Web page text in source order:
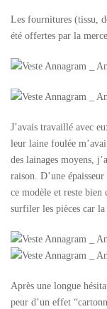
Les fournitures (tissu,
été offertes par la
J’avais travaillé avec
leur laine foulée
des lainages moyens,
raison. D’une
ce modèle et reste bien
surfiler les pièces car
Après une longue
peur d’un effet